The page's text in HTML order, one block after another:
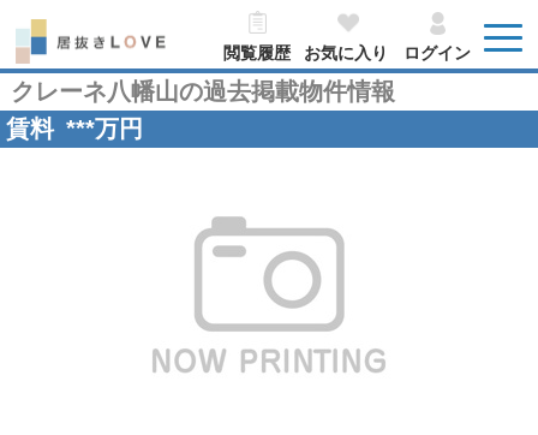
閲覧履歴 お気に入り ログイン
クレーネ八幡山の過去掲載物件情報
賃料 ***万円